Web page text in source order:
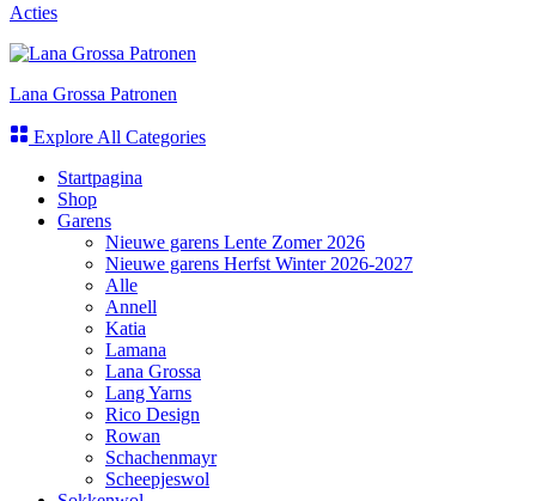
Acties
Lana Grossa Patronen
Explore All Categories
Startpagina
Shop
Garens
Nieuwe garens Lente Zomer 2026
Nieuwe garens Herfst Winter 2026-2027
Alle
Annell
Katia
Lamana
Lana Grossa
Lang Yarns
Rico Design
Rowan
Schachenmayr
Scheepjeswol